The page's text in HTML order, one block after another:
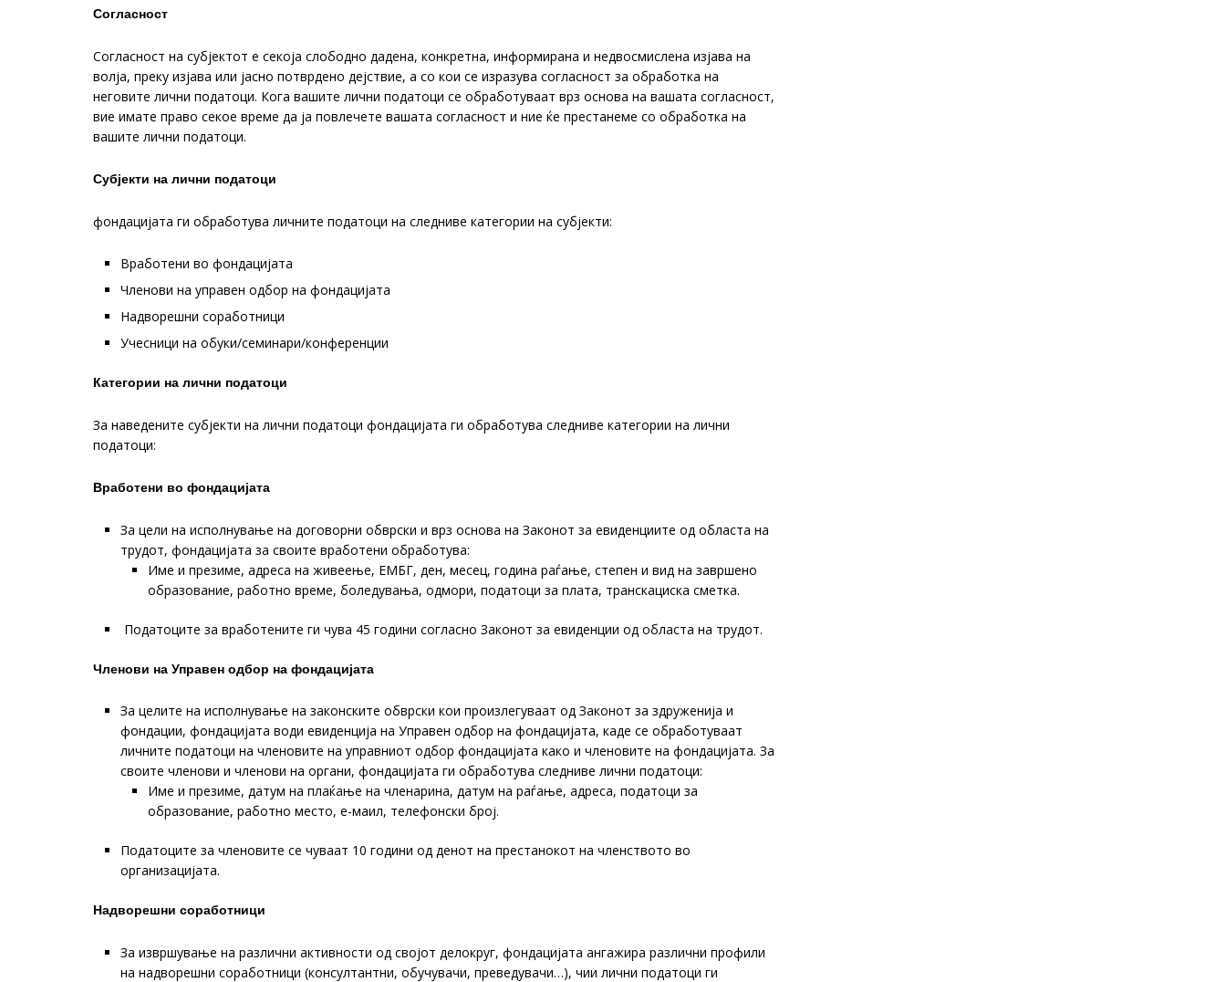
Согласност
Согласност на субјектот е секоја слободно дадена, конкретна, информирана и недвосмислена изјава на
волја, преку изјава или јасно потврдено дејствие, а со кои се изразува согласност за обработка на
неговите лични податоци. Кога вашите лични податоци се обработуваат врз основа на вашата согласност,
вие имате право секое време да ја повлечете вашата согласност и ние ќе престанеме со обработка на
вашите лични податоци.
Субјекти на лични податоци
фондацијата ги обработува личните податоци на следниве категории на субјекти:
Вработени во фондацијата
Членови на управен одбор на фондацијата
Надворешни соработници
Учесници на обуки/семинари/конференции
Категории на лични податоци
За наведените субјекти на лични податоци фондацијата ги обработува следниве категории на лични
податоци:
Вработени во фондацијата
За цели на исполнување на договорни обврски и врз основа на Законот за евиденциите од областа на
трудот, фондацијата за своите вработени обработува:
Име и презиме, адреса на живеење, ЕМБГ, ден, месец, година раѓање, степен и вид на завршено
образование, работно време, боледувања, одмори, податоци за плата, транскациска сметка.
Податоците за вработените ги чува 45 години согласно Законот за евиденции од областа на трудот.
Членови на Управен одбор на фондацијата
За целите на исполнување на законските обврски кои произлегуваат од Законот за здруженија и
фондации, фондацијата води евиденција на Управен одбор на фондацијата, каде се обработуваат
личните податоци на членовите на управниот одбор фондацијата како и членовите на фондацијата. За
своите членови и членови на органи, фондацијата ги обработува следниве лични податоци:
Име и презиме, датум на плаќање на членарина, датум на раѓање, адреса, податоци за
образование, работно место, е-маил, телефонски број.
Податоците за членовите се чуваат 10 години од денот на престанокот на членството во
организацијата.
Надворешни соработници
За извршување на различни активности од својот делокруг, фондацијата ангажира различни профили
на надворешни соработници (консултантни, обучувачи, преведувачи…), чии лични податоци ги